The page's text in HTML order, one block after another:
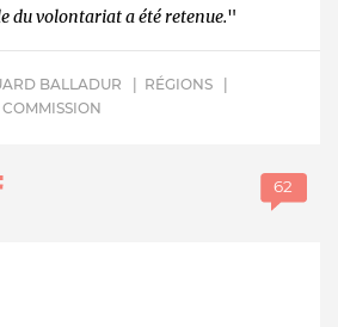
du volontariat a été retenue."
BALLADUR
RÉGIONS
COMMISSION